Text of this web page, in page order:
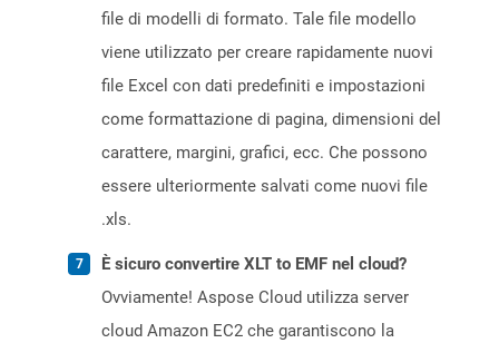
file di modelli di formato. Tale file modello
viene utilizzato per creare rapidamente nuovi
file Excel con dati predefiniti e impostazioni
come formattazione di pagina, dimensioni del
carattere, margini, grafici, ecc. Che possono
essere ulteriormente salvati come nuovi file
.xls.
È sicuro convertire XLT to EMF nel cloud?
Ovviamente! Aspose Cloud utilizza server
cloud Amazon EC2 che garantiscono la